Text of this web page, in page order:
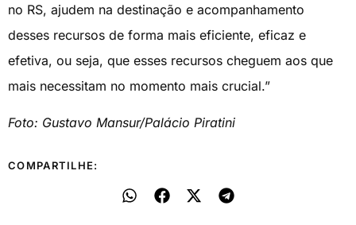
no RS, ajudem na destinação e acompanhamento
desses recursos de forma mais eficiente, eficaz e
efetiva, ou seja, que esses recursos cheguem aos que
mais necessitam no momento mais crucial.”
Foto: Gustavo Mansur/Palácio Piratini
COMPARTILHE: